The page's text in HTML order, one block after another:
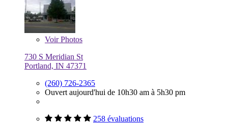
VoirPhotos
730 S Meridian St
Portland, IN 47371
(260) 726-2365
Ouvert aujourd'hui de 10h30 am à 5h30 pm
258 évaluations